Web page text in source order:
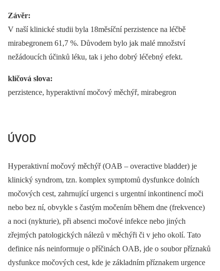
Závěr:
V naší klinické studii byla 18měsíční perzistence na léčbě
mirabegronem 61,7 %. Důvodem bylo jak malé množství
nežádoucích účinků léku, tak i jeho dobrý léčebný efekt.
klíčová slova:
perzistence, hyperaktivní močový měchýř, mirabegron
ÚVOD
Hyperaktivní močový měchýř (OAB –⁠ overactive bladder) je
klinický syndrom, tzn. komplex symptomů dysfunkce dolních
močových cest, zahrnující urgenci s urgentní inkontinencí moči
nebo bez ní, obvykle s častým močením během dne (frekvence)
a noci (nykturie), při absenci močové infekce nebo jiných
zřejmých patologických nálezů v měchýři či v jeho okolí. Tato
definice nás neinformuje o příčinách OAB, jde o soubor příznaků
dysfunkce močových cest, kde je základním příznakem urgence